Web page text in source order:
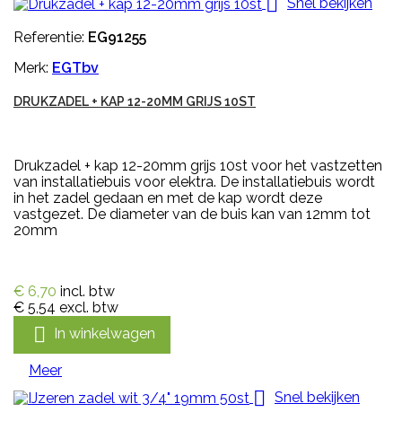
Referentie: EG91255
Merk: EGTbv
DRUKZADEL + KAP 12-20MM GRIJS 10ST
Drukzadel + kap 12-20mm grijs 10st voor het vastzetten
van installatiebuis voor elektra. De installatiebuis wordt
in het zadel gedaan en met de kap wordt deze
vastgezet. De diameter van de buis kan van 12mm tot
20mm
€ 6,70 incl. btw
€ 5,54 excl. btw
 In winkelwagen
Meer
 Snel bekijken